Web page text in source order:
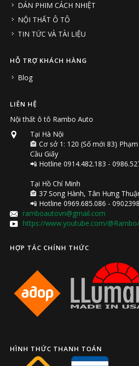
DÁN PHIM CÁCH NHIỆT
NỘI THẤT Ô TÔ
TIN TỨC VÀ TÀI LIỆU
HỖ TRỢ KHÁCH HÀNG
Blog
LIÊN HỆ
Nội thất ô tô Rambo Auto
Tại Hà Nội
🏤 Cơ sở 1: 120 (Số mới 83)
Cầu Giấy
📲 Hotline 0914.482.183 -
Tại Hồ Chí Minh
🏤 37 Song Hành, Tân Hưng
📲 Hotline 0969.685.086 -
ramboautovn@gmail.com
https://www.youtube.com/
HỢP TÁC CHÍNH THỨC
HÌNH THỨC THANH TOÁN